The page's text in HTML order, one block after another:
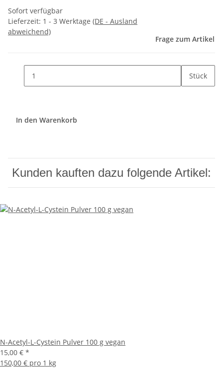
Sofort verfügbar
Lieferzeit: 1 - 3 Werktage (DE - Ausland
abweichend)
Frage zum Artikel
Stück
In den Warenkorb
Kunden kauften dazu folgende Artikel:
N-Acetyl-L-Cystein Pulver 100 g vegan
15,00 € *
150,00 € pro 1 kg